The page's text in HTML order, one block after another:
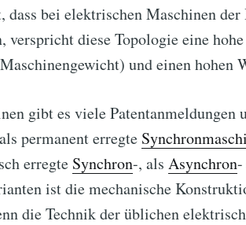
dass bei elektrischen Maschinen
verspricht diese Topologie eine
und einen hohen
gibt es viele
permanent erregte
erregte Synchron-, als Asynchron-
ist die mechanische
die Technik der üblichen